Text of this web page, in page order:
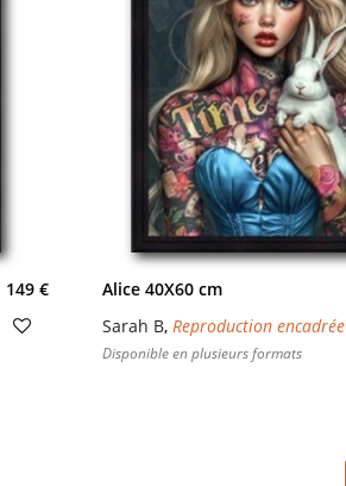
149 €
Alice 40X60 cm
Sarah B, Reproduction encadrée
Disponible en plusieurs formats